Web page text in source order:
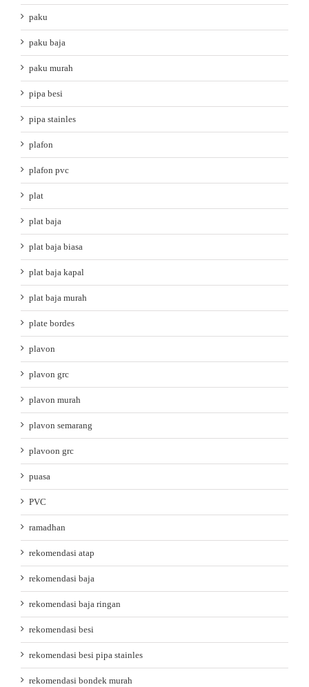
paku
paku baja
paku murah
pipa besi
pipa stainles
plafon
plafon pvc
plat
plat baja
plat baja biasa
plat baja kapal
plat baja murah
plate bordes
plavon
plavon grc
plavon murah
plavon semarang
plavoon grc
puasa
PVC
ramadhan
rekomendasi atap
rekomendasi baja
rekomendasi baja ringan
rekomendasi besi
rekomendasi besi pipa stainles
rekomendasi bondek murah